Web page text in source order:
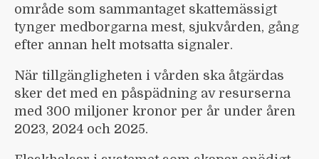
område som sammantaget skatte­mässigt
tynger medborgarna mest, sjukvården, gång
efter annan helt motsatta signaler.
När tillgängligheten i vården ska åtgärdas
sker det med en påspädning av resurserna
med 300 miljoner kronor per år under åren
2023, 2024 och 2025.